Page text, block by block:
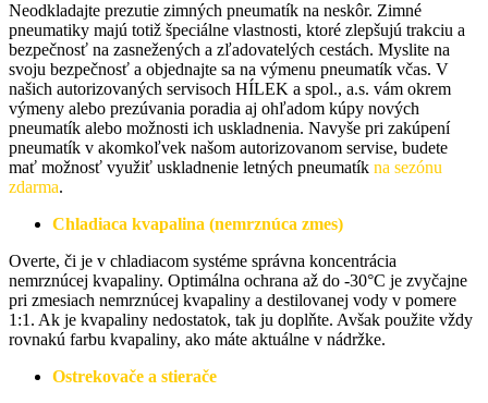
Neodkladajte prezutie zimných pneumatík na neskôr. Zimné
pneumatiky majú totiž špeciálne vlastnosti, ktoré zlepšujú trakciu a
bezpečnosť na zasnežených a zľadovatelých cestách. Myslite na
svoju bezpečnosť a objednajte sa na výmenu pneumatík včas. V
našich autorizovaných servisoch HÍLEK a spol., a.s. vám okrem
výmeny alebo prezúvania poradia aj ohľadom kúpy nových
pneumatík alebo možnosti ich uskladnenia. Navyše pri zakúpení
pneumatík v akomkoľvek našom autorizovanom servise, budete
mať možnosť využiť uskladnenie letných pneumatík na sezónu
zdarma.
Chladiaca kvapalina (nemrznúca zmes)
Overte, či je v chladiacom systéme správna koncentrácia
nemrznúcej kvapaliny. Optimálna ochrana až do -30°C je zvyčajne
pri zmesiach nemrznúcej kvapaliny a destilovanej vody v pomere
1:1. Ak je kvapaliny nedostatok, tak ju doplňte. Avšak použite vždy
rovnakú farbu kvapaliny, ako máte aktuálne v nádržke.
Ostrekovače a stierače